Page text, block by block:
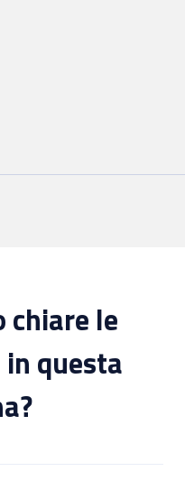
chiare le
questa